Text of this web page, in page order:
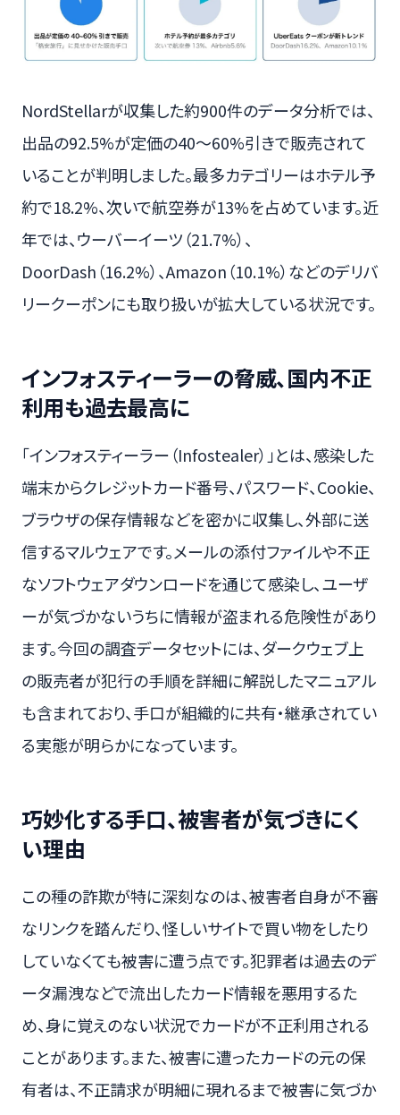
NordStellarが収集した約900件のデータ分析では、
出品の92.5%が定価の40〜60%引きで販売されて
いることが判明しました。最多カテゴリーはホテル予
約で18.2%、次いで航空券が13%を占めています。近
年では、ウーバーイーツ（21.7%）、
DoorDash（16.2%）、Amazon（10.1%）などのデリバ
リークーポンにも取り扱いが拡大している状況です。
インフォスティーラーの脅威、国内不正
利用も過去最高に
「インフォスティーラー（Infostealer）」とは、感染した
端末からクレジットカード番号、パスワード、Cookie、
ブラウザの保存情報などを密かに収集し、外部に送
信するマルウェアです。メールの添付ファイルや不正
なソフトウェアダウンロードを通じて感染し、ユーザ
ーが気づかないうちに情報が盗まれる危険性があり
ます。今回の調査データセットには、ダークウェブ上
の販売者が犯行の手順を詳細に解説したマニュアル
も含まれており、手口が組織的に共有・継承されてい
る実態が明らかになっています。
巧妙化する手口、被害者が気づきにく
い理由
この種の詐欺が特に深刻なのは、被害者自身が不審
なリンクを踏んだり、怪しいサイトで買い物をしたり
していなくても被害に遭う点です。犯罪者は過去のデ
ータ漏洩などで流出したカード情報を悪用するた
め、身に覚えのない状況でカードが不正利用される
ことがあります。また、被害に遭ったカードの元の保
有者は、不正請求が明細に現れるまで被害に気づか